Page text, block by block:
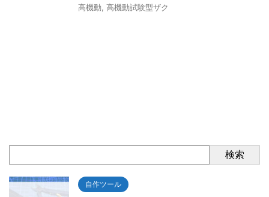
高機動 高機動試験型ザク
検索
自作ツール